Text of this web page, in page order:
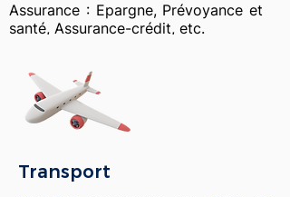
Assurance : Epargne, Prévoyance et
santé, Assurance-crédit, etc.
Transport